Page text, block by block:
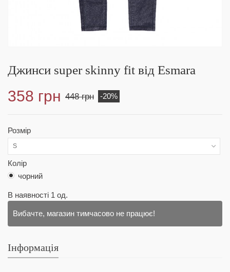
Джинси super skinny fit від Esmara
358 грн 448 грн -20%
Розмір
S
Колір
чорний
В наявності 1 од.
Вибачте, магазин тимчасово не працює!
Інформація